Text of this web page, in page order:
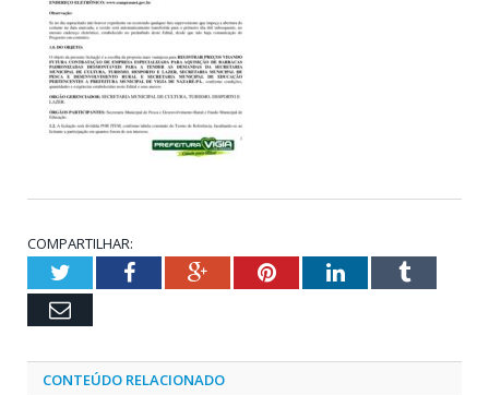
COMPARTILHAR:
TwitterFacebookGoogle+PinterestLinkedInTumblr
Email
CONTEÚDO RELACIONADO